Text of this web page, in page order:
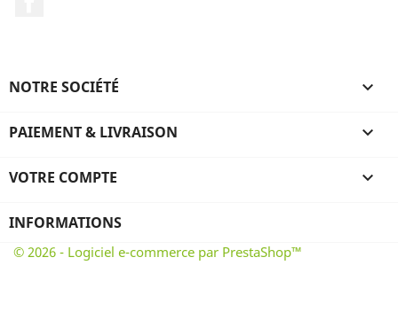
NOTRE SOCIÉTÉ 
PAIEMENT & LIVRAISON 
VOTRE COMPTE 
INFORMATIONS
© 2026 - Logiciel e-commerce par PrestaShop™